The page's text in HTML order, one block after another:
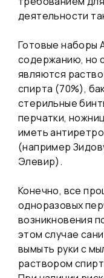
деятельности
Готовыенаборы
содержанию, но
являются
спирта (70%),
стерильные
перчатки,
иметь
(например
Элевир).
Конечно, все
одноразовых
возникновения
этом случае
вымыть руки с
раствором